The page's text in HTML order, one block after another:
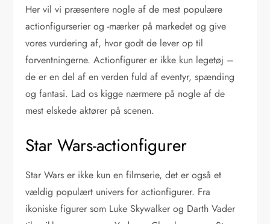
Her vil vi præsentere nogle af de mest populære
actionfigurserier og -mærker på markedet og give
vores vurdering af, hvor godt de lever op til
forventningerne. Actionfigurer er ikke kun legetøj –
de er en del af en verden fuld af eventyr, spænding
og fantasi. Lad os kigge nærmere på nogle af de
mest elskede aktører på scenen.
Star Wars-actionfigurer
Star Wars er ikke kun en filmserie, det er også et
vældig populært univers for actionfigurer. Fra
ikoniske figurer som Luke Skywalker og Darth Vader